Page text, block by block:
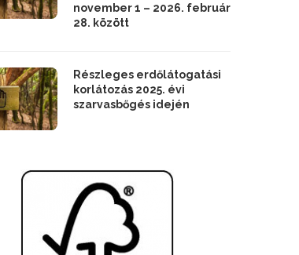
november 1 – 2026. február
28. között
Részleges erdőlátogatási
korlátozás 2025. évi
szarvasbőgés idején